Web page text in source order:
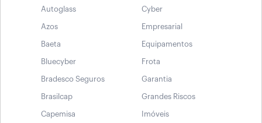
Autoglass
Azos
Baeta
Bluecyber
Bradesco Seguros
Brasilcap
Capemisa
Cyber
Empresarial
Equipamentos
Frota
Garantia
Grandes Riscos
Imóveis